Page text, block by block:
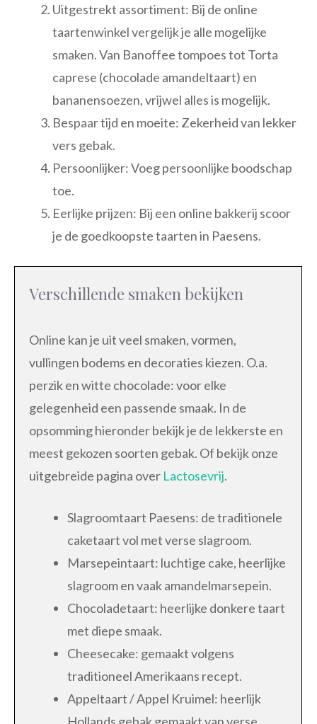
Uitgestrekt assortiment: Bij de online
taartenwinkel vergelijk je alle mogelijke
smaken. Van Banoffee tompoes tot Torta
caprese (chocolade amandeltaart) en
bananensoezen, vrijwel alles is mogelijk.
Bespaar tijd en moeite: Zekerheid van lekker
vers gebak.
Persoonlijker: Voeg persoonlijke boodschap
toe.
Eerlijke prijzen: Bij een online bakkerij scoor
je de goedkoopste taarten in Paesens.
Verschillende smaken bekijken
Online kan je uit veel smaken, vormen,
vullingen bodems en decoraties kiezen. O.a.
perzik en witte chocolade: voor elke
gelegenheid een passende smaak. In de
opsomming hieronder bekijk je de lekkerste en
meest gekozen soorten gebak. Of bekijk onze
uitgebreide pagina over Lactosevrij.
Slagroomtaart Paesens: de traditionele
caketaart vol met verse slagroom.
Marsepeintaart: luchtige cake, heerlijke
slagroom en vaak amandelmarsepein.
Chocoladetaart: heerlijke donkere taart
met diepe smaak.
Cheesecake: gemaakt volgens
traditioneel Amerikaans recept.
Appeltaart / Appel Kruimel: heerlijk